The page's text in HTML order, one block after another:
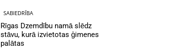
SABIEDRĪBA
Rīgas Dzemdību namā slēdz
stāvu, kurā izvietotas ģimenes
palātas